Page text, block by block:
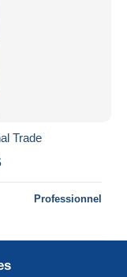
Trade
Professionnel